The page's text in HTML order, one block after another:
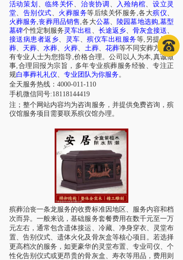
活动策划 、临终关怀、 治丧协调 、 入殓纳棺、 设立灵
堂、 告别仪式、 火葬服务等后续关怀服务,各大殡仪、
火葬服务,丧葬用品销售,各大公墓、 陵园墓地选购,墓型
墓碑个性定制服务 灵车出租 、 长途返乡、 骨灰盒接送、
接送病患者返乡、 灵车、殡仪车出租服务等,另提供树
葬、 天葬、水葬、 火葬、 土葬、 花葬等不同安葬方式，
有专业人士为您指导,价格合理。公司以人为本,真诚做
事,合理回报为宗旨，多年专业殡葬服务经验、专注正
规白事葬礼礼仪、 专业团队为你服务。
全天服务热线：4000-011-110
手机微信同号:18118144419
注；整个网站内容均为咨询服务，并提供免费咨询，殡
仪馆服务项目需要联系殡仪馆办理。
殡葬治丧一条龙服务的收费标准因地区、服务内容和档
次而异。一般来说，基础服务套餐费用在数千元至一万
元左右，通常包含遗体接运、冷藏、净身穿衣、灵堂布
置、告别仪式、遗体火化及骨灰盒等核心项目。若选择
更高档次的服务，如更豪华的灵堂布置、专业司仪、个
性化告别仪式或更昂贵的骨灰盒、寿衣等用品，费用则